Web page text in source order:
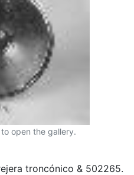
open the gallery.
troncónico & 502265.